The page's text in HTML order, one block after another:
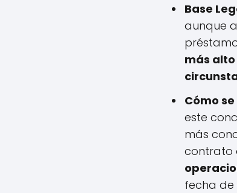
Base
aunque
más
Cómo
este
más
contrato
fecha de